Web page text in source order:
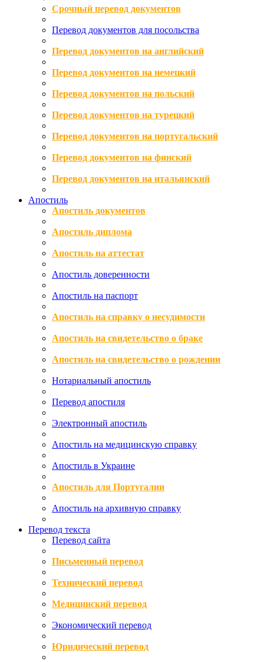
Срочный перевод документов
Перевод документов для посольства
Перевод документов на английский
Перевод документов на немецкий
Перевод документов на польский
Перевод документов на турецкий
Перевод документов на португальский
Перевод документов на финский
Перевод документов на итальянский
Апостиль
Апостиль документов
Апостиль диплома
Апостиль на аттестат
Апостиль доверенности
Апостиль на паспорт
Апостиль на справку о несудимости
Апостиль на свидетельство о браке
Апостиль на свидетельство о рождении
Нотариальный апостиль
Перевод апостиля
Электронный апостиль
Апостиль на медицинскую справку
Апостиль в Украине
Апостиль для Португалии
Апостиль на архивную справку
Перевод текста
Перевод сайта
Письменный перевод
Технический перевод
Медицинский перевод
Экономический перевод
Юридический перевод